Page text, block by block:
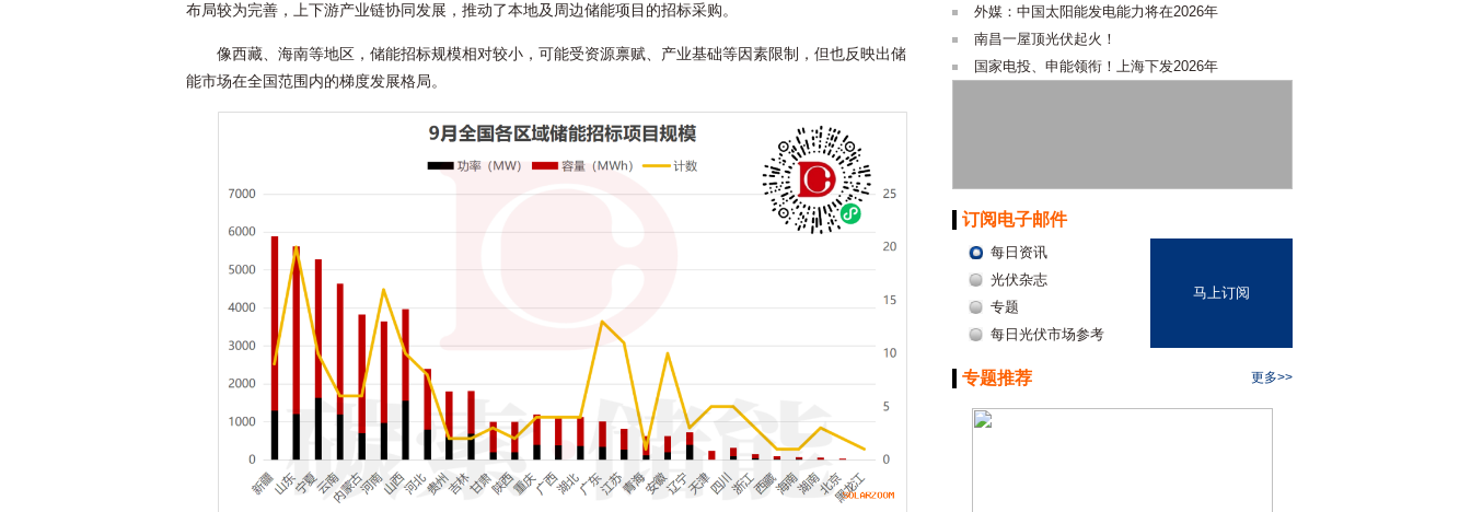
布局较为完善，上下游产业链协同发展，推动了本地及周边储能项目的招标采购。
像西藏、海南等地区，储能招标规模相对较小，可能受资源禀赋、产业基础等因素限制，但也反映出储
能市场在全国范围内的梯度发展格局。
外媒：中国太阳能发电能力将在2026年
南昌一屋顶光伏起火！
国家电投、申能领衔！上海下发2026年
订阅电子邮件
每日资讯
光伏杂志
专题
每日光伏市场参考
马上订阅
专题推荐 更多>>